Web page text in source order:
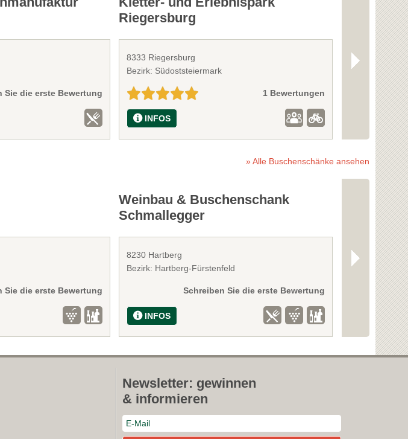
Sie die erste Bewertung
Riegersburg
8333 Riegersburg
Bezirk: Südoststeiermark
1 Bewertungen
INFOS
8333
Bezirk:
INFOS
» Alle Buschenschänke ansehen
Sie die erste Bewertung
Weinbau & Buschenschank
Schmallegger
8230 Hartberg
Bezirk: Hartberg-Fürstenfeld
Schreiben Sie die erste Bewertung
INFOS
Weingut
8354 St. Anna
Bezirk:
INFOS
Newsletter: gewinnen
& informieren